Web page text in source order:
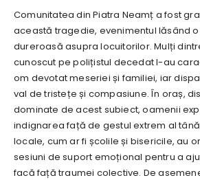
Comunitatea din Piatra Neamț a fost
această tragedie, evenimentul lăsând
dureroasă asupra locuitorilor. Mulți
cunoscut pe polițistul decedat l-au
om devotat meseriei și familiei, iar
val de tristețe și compasiune. În oraș,
dominate de acest subiect, oamenii
indignarea față de gestul extrem al
locale, cum ar fi școlile și bisericile, au
sesiuni de suport emoțional pentru a
facă față traumei colective. De